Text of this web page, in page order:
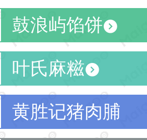
鼓浪屿馅饼
叶氏麻糍
黄胜记猪肉脯